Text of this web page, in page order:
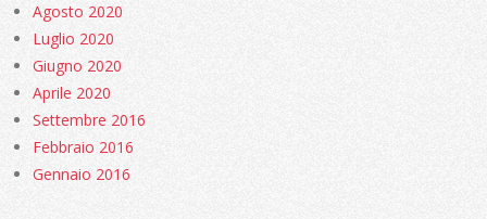
Agosto 2020
Luglio 2020
Giugno 2020
Aprile 2020
Settembre 2016
Febbraio 2016
Gennaio 2016